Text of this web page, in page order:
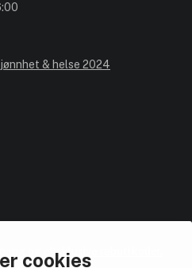
cookies
og eksklusive rabattkoder.